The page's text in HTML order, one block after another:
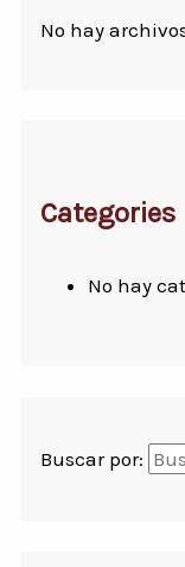
No hay
Categories
No hay
Buscar por: